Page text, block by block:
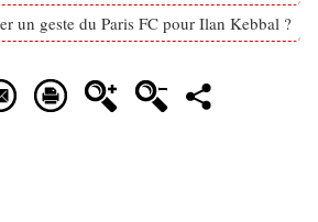
un geste du Paris FC pour Ilan Kebbal ?